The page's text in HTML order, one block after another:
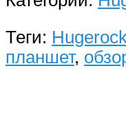
Теги:
планшет,